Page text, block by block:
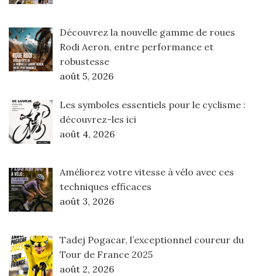
Découvrez la nouvelle gamme de roues
Rodi Aeron, entre performance et
robustesse
août 5, 2026
Les symboles essentiels pour le cyclisme :
découvrez-les ici
août 4, 2026
Améliorez votre vitesse à vélo avec ces
techniques efficaces
août 3, 2026
Tadej Pogacar, l’exceptionnel coureur du
Tour de France 2025
août 2, 2026